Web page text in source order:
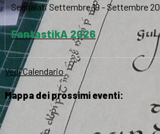
Segnalati Settembre 19 -Settembre 20
FantastikA 2026
Vedi Calendario
Mappa dei prossimi eventi: